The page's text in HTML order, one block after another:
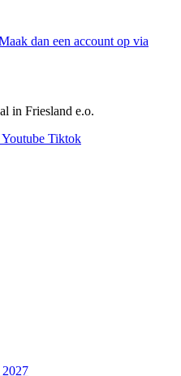
dan een account op via
in Friesland e.o.
Youtube Tiktok
2027